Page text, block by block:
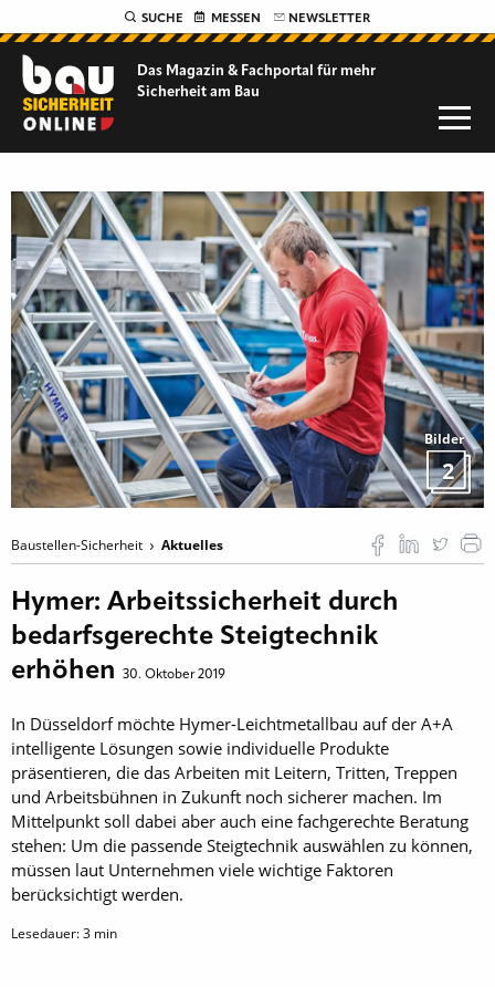
SUCHE MESSEN NEWSLETTER
Das Magazin & Fachportal für mehr
Sicherheit am Bau
Bilder
2
Baustellen-Sicherheit Aktuelles
Hymer: Arbeitssicherheit durch
bedarfsgerechte Steigtechnik
erhöhen
30. Oktober 2019
In Düsseldorf möchte Hymer-Leichtmetallbau auf der A+A
intelligente Lösungen sowie individuelle Produkte
präsentieren, die das Arbeiten mit Leitern, Tritten, Treppen
und Arbeitsbühnen in Zukunft noch sicherer machen. Im
Mittelpunkt soll dabei aber auch eine fachgerechte Beratung
stehen: Um die passende Steigtechnik auswählen zu können,
müssen laut Unternehmen viele wichtige Faktoren
berücksichtigt werden.
Lesedauer:3 min